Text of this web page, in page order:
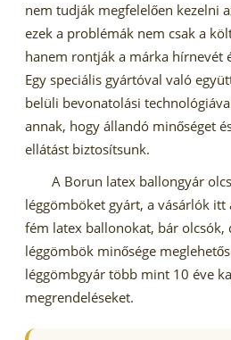
nem tudják megfelelően kezelni
ezek a problémák nem csak a
hanem rontják a márka hírnevét
Egy speciális gyártóval való
belüli bevonatolási
annak, hogy állandó minőséget
ellátást biztosítsunk.
A Borun latex ballongyár
léggömböket gyárt, a vásárlók itt
fém latex ballonokat, bár olcsók,
léggömbök minősége
léggömbgyár több mint 10 éve
megrendeléseket.